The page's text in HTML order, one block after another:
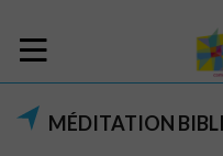
MÉDITATION